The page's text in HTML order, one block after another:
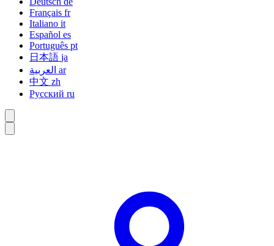
Français fr
Italiano it
Español es
Português pt
日本語 ja
ar
中文 zh
Русский ru